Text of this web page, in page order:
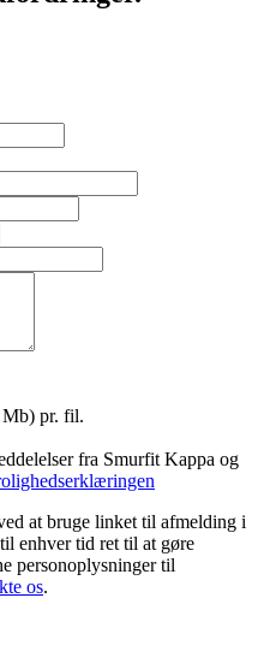
pr. fil.
fra Smurfit Kappa og
at bruge linket til afmelding i
enhver tid ret til at gøre
personoplysninger til
os.